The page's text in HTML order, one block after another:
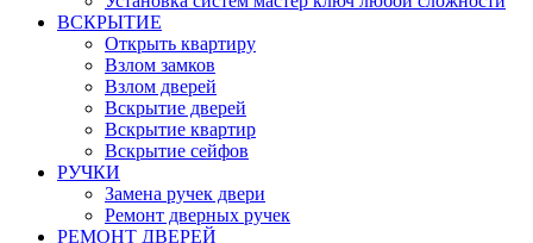
ВСКРЫТИЕ
Открыть квартиру
Взлом замков
Взлом дверей
Вскрытие дверей
Вскрытие квартир
Вскрытие сейфов
РУЧКИ
Замена ручек двери
Ремонт дверных ручек
РЕМОНТ ДВЕРЕЙ